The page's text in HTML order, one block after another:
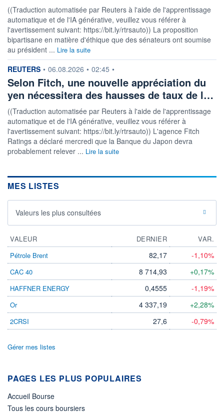
((Traduction automatisée par Reuters à l'aide de l'apprentissage
automatique et de l'IA générative, veuillez vous référer à
l'avertissement suivant: https://bit.ly/rtrsauto)) La proposition
bipartisane en matière d'éthique que des sénateurs ont soumise
au président ... Lire la suite
information fournie par
REUTERS • 06.08.2026 • 02:45 •
Selon Fitch, une nouvelle appréciation du
yen nécessitera des hausses de taux de l…
((Traduction automatisée par Reuters à l'aide de l'apprentissage
automatique et de l'IA générative, veuillez vous référer à
l'avertissement suivant: https://bit.ly/rtrsauto)) L'agence Fitch
Ratings a déclaré mercredi que la Banque du Japon devra
probablement relever ... Lire la suite
MES LISTES
Valeurs les plus consultées
VALEUR DERNIER
VAR.
Pétrole Brent
82,17 -1,10%
CAC 40 8 714,93 +0,17%
HAFFNER ENERGY 0,4555 -1,19%
Or 4 337,19 +2,28%
2CRSI 27,6 -0,79%
Gérer mes listes
PAGES LES PLUS POPULAIRES
Accueil Bourse
Tous les cours boursiers